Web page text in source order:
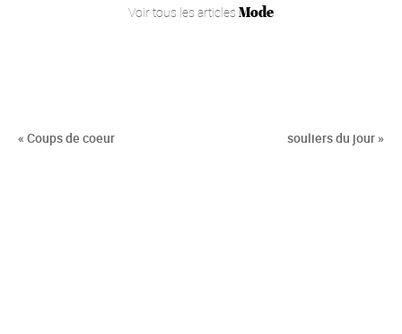
Voir tous les articles Mode
« Coups de coeur souliers du jour »